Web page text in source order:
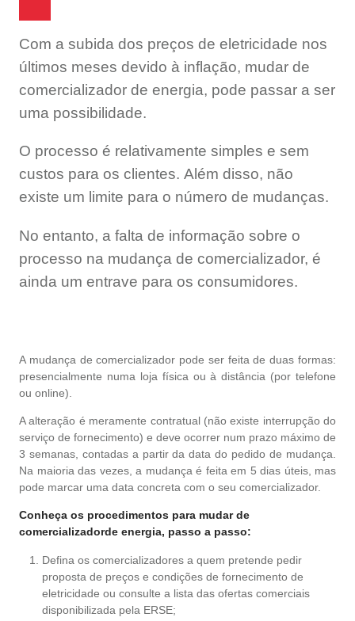
Com a subida dos preços de eletricidade nos
últimos meses devido à inflação, mudar de
comercializador de energia, pode passar a ser
uma possibilidade.
O processo é relativamente simples e sem
custos para os clientes. Além disso, não
existe um limite para o número de mudanças.
No entanto, a falta de informação sobre o
processo na mudança de comercializador, é
ainda um entrave para os consumidores.
A mudança de comercializador pode ser feita de duas formas:
presencialmente numa loja física ou à distância (por telefone
ou online).
A alteração é meramente contratual (não existe interrupção do
serviço de fornecimento) e deve ocorrer num prazo máximo de
3 semanas, contadas a partir da data do pedido de mudança.
Na maioria das vezes, a mudança é feita em 5 dias úteis, mas
pode marcar uma data concreta com o seu comercializador.
Conheça os procedimentos para mudar de
comercializadorde energia, passo a passo:
Defina os comercializadores a quem pretende pedir
proposta de preços e condições de fornecimento de
eletricidade ou consulte a lista das ofertas comerciais
disponibilizada pela ERSE;